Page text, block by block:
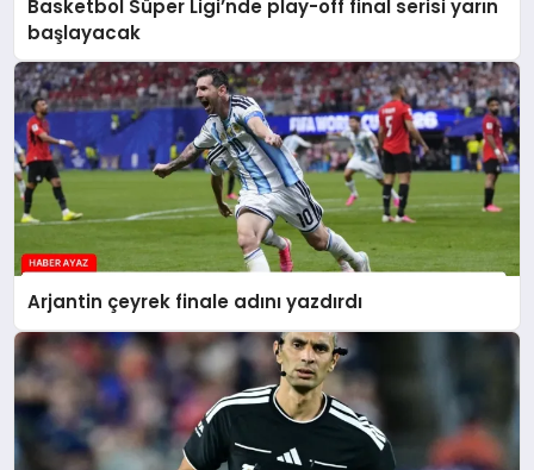
Basketbol Süper Ligi’nde play-off final serisi yarın
başlayacak
Arjantin çeyrek finale adını yazdırdı